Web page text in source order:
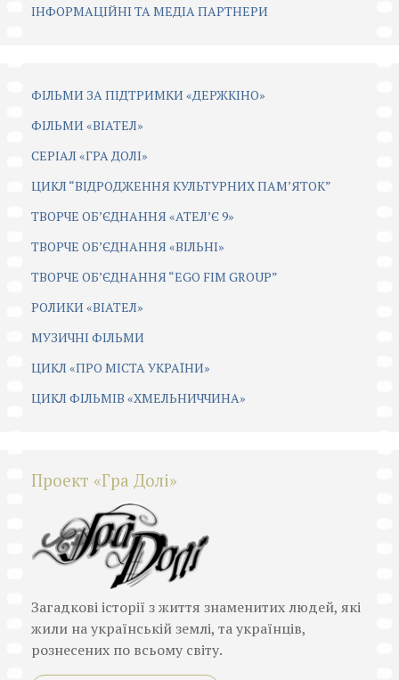
ІНФОРМАЦІЙНІ ТА МЕДІА ПАРТНЕРИ
ФІЛЬМИ ЗА ПІДТРИМКИ «ДЕРЖКІНО»
ФІЛЬМИ «ВІАТЕЛ»
СЕРІАЛ «ГРА ДОЛІ»
ЦИКЛ “ВІДРОДЖЕННЯ КУЛЬТУРНИХ ПАМ’ЯТОК”
ТВОРЧЕ ОБ’ЄДНАННЯ «АТЕЛ’Є 9»
ТВОРЧЕ ОБ’ЄДНАННЯ «ВІЛЬНІ»
ТВОРЧЕ ОБ’ЄДНАННЯ “EGO FIM GROUP”
РОЛИКИ «ВІАТЕЛ»
МУЗИЧНІ ФІЛЬМИ
ЦИКЛ «ПРО МІСТА УКРАЇНИ»
ЦИКЛ ФІЛЬМІВ «ХМЕЛЬНИЧЧИНА»
Проект «Гра Долі»
Загадкові історії з життя знаменитих людей, які
жили на українській землі, та українців,
рознесених по всьому світу.